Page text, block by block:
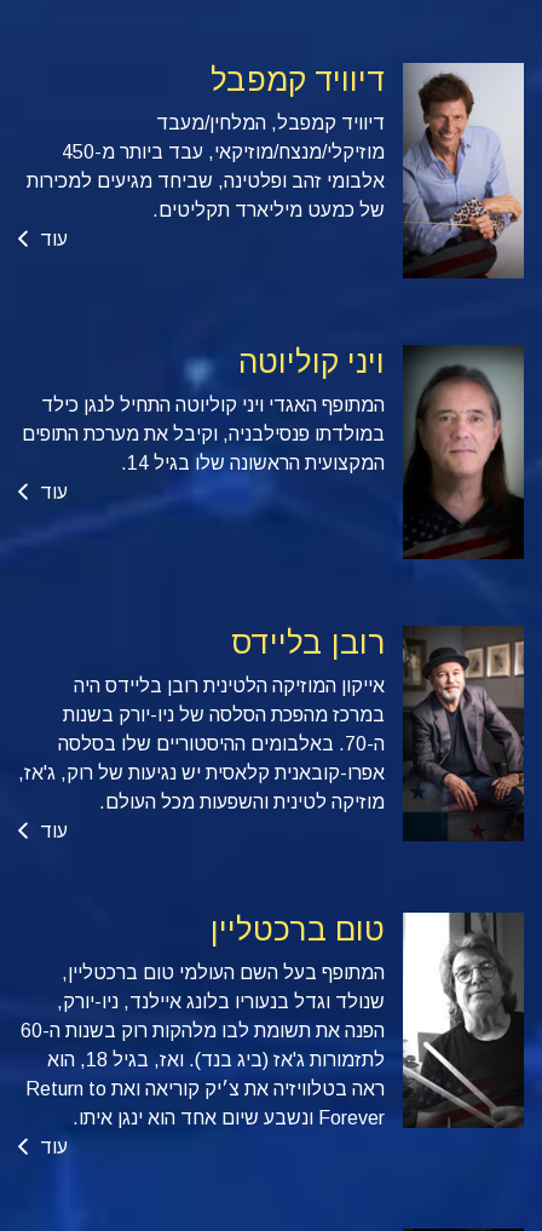
דיוויד קמפבל
דיוויד קמפבל, המלחין/מעבד
מוזיקלי/מנצח/מוזיקאי, עבד ביותר מ-450
אלבומי זהב ופלטינה, שביחד מגיעים למכירות
של כמעט מיליארד תקליטים.
עוד
ויני קוליוטה
המתופף האגדי ויני קוליוטה התחיל לנגן כילד
במולדתו פנסילבניה, וקיבל את מערכת התופים
המקצועית הראשונה שלו בגיל 14.
עוד
רובן בליידס
אייקון המוזיקה הלטינית רובן בליידס היה
במרכז מהפכת הסלסה של ניו-יורק בשנות
ה-70. באלבומים ההיסטוריים שלו בסלסה
אפרו-קובאנית קלאסית יש נגיעות של רוק, ג'אז,
מוזיקה לטינית והשפעות מכל העולם.
עוד
טום ברכטליין
המתופף בעל השם העולמי טום ברכטליין,
שנולד וגדל בנעוריו בלונג איילנד, ניו-יורק,
הפנה את תשומת לבו מלהקות רוק בשנות ה-60
לתזמורות ג'אז (ביג בנד). ואז, בגיל 18, הוא
ראה בטלוויזיה את צ׳יק קוריאה ואת Return to
Forever ונשבע שיום אחד הוא ינגן איתו.
עוד